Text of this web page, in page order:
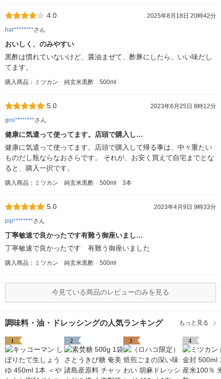
4.0
2025年8月18日 20時42分
har********さん
おいしく、のみやすい
黒酢は慣れていないけど、醤油まぜて、酢豚にしたら、いい味だし
てます。
購入商品：ミツカン 純玄米黒酢 500ml
5.0
2023年6月25日 8時12分
gns********さん
健康に気遣って使ってます。店頭で購入し…
健康に気遣って使ってます。店頭で購入して帰る事は、中々重たい
ものだし瓶ならなおさらです。 それが、お安く買えて自宅までとな
ると、購入一択です。
購入商品：ミツカン 純玄米黒酢 500ml 3本
5.0
2023年4月9日 9時33分
pip********さん
丁寧敏速で良かったです有難う御座いまし…
丁寧敏速で良かったです 有難う御座いました
購入商品：ミツカン 純玄米黒酢 500ml
今見ている商品のレビューのみを見る
調味料・油・ドレッシングの人気ランキング もっと見る
1 2 3 4